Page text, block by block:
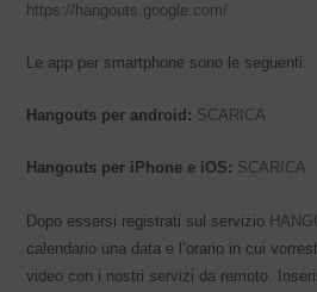
https://hangouts.google.com/
Le app per smartphone sono le seguenti:
Hangouts per android: SCARICA
Hangouts per iPhone e iOS: SCARICA
Dopo essersi registrati sul servizio
calendario una data e l’orario in cui
video con i nostri servizi da remoto.